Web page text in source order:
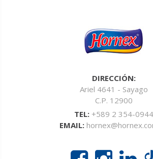
DIRECCIÓN:
Ariel 4641 - Sayago
C.P. 12900
TEL: +589 2 354-0944
EMAIL: